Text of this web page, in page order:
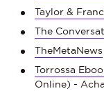
Taylor &
The
TheMetaNews
Torrossa
Online) -